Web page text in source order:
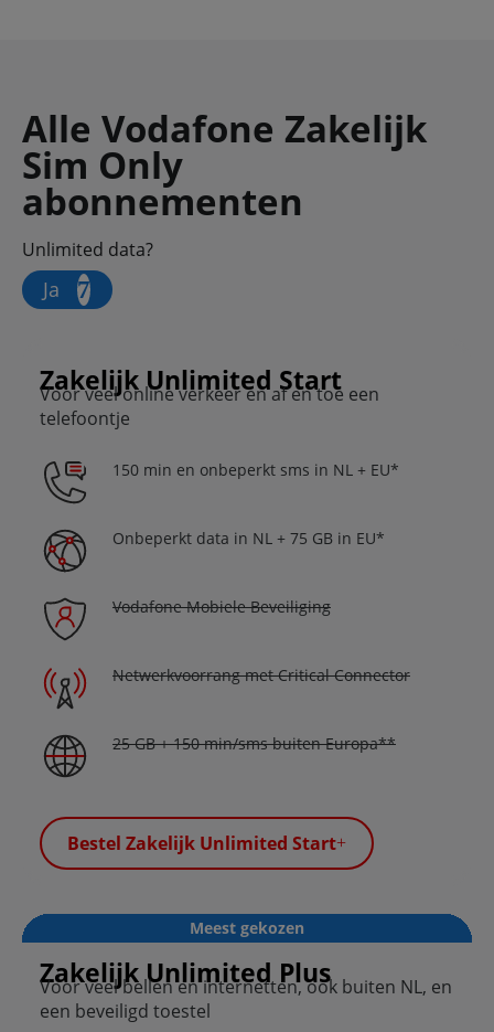
Alle Vodafone Zakelijk
Sim Only
abonnementen
Unlimited data?
Ja
Zakelijk Unlimited Start
Voor veel online verkeer en af en toe een
telefoontje
150 min en onbeperkt sms in NL + EU*
Onbeperkt data in NL + 75 GB in EU*
Vodafone Mobiele Beveiliging
Netwerkvoorrang met Critical Connector
25 GB + 150 min/sms buiten Europa**
Bestel Zakelijk Unlimited Start
Meest gekozen
Zakelijk Unlimited Plus
Voor veel bellen en internetten, ook buiten NL, en
een beveiligd toestel